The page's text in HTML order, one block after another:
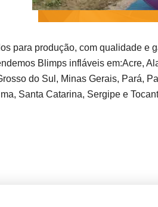
para produção, com qualidade e
Blimps infláveis em:Acre,
do Sul, Minas Gerais, Pará,
Santa Catarina, Sergipe e